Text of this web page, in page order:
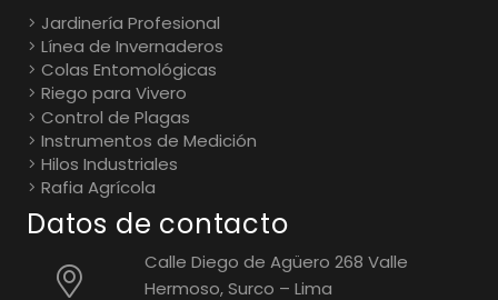
Jardinería Profesional
Línea de Invernaderos
Colas Entomológicas
Riego para Vivero
Control de Plagas
Instrumentos de Medición
Hilos Industriales
Rafia Agrícola
Datos de contacto
Calle Diego de Agüero 268 Valle
Hermoso, Surco – Lima